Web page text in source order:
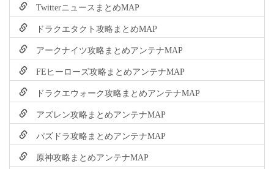
TwitterニュースまとめMAP
ドラクエタクト攻略まとめMAP
アークナイツ攻略まとめアンテナMAP
FEヒーローズ攻略まとめアンテナMAP
ドラクエウォーク攻略まとめアンテナMAP
アズレン攻略まとめアンテナMAP
パズドラ攻略まとめアンテナMAP
原神攻略まとめアンテナMAP